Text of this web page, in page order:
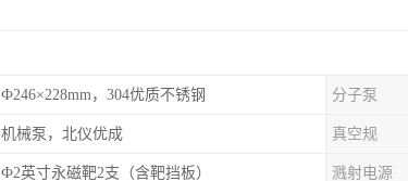
Ф246×228mm，304优质不锈钢 分子泵
机械泵，北仪优成 真空规
Ф2英寸永磁靶2支（含靶挡板） 溅射电源